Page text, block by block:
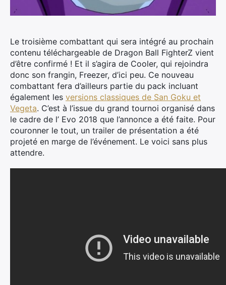
Le troisième combattant qui sera intégré au prochain
contenu téléchargeable de Dragon Ball FighterZ vient
d’être confirmé ! Et il s’agira de Cooler, qui rejoindra
donc son frangin, Freezer, d’ici peu. Ce nouveau
combattant fera d’ailleurs partie du pack incluant
également les versions classiques de San Goku et
Vegeta. C’est à l’issue du grand tournoi organisé dans
le cadre de l’ Evo 2018 que l’annonce a été faite. Pour
couronner le tout, un trailer de présentation a été
projeté en marge de l’événement. Le voici sans plus
attendre.